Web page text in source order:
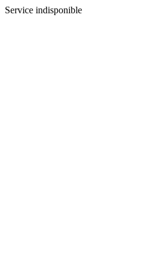
Service indisponible